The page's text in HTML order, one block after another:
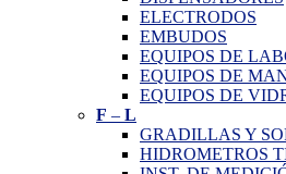
ELECTRODOS
EMBUDOS
EQUIPOS DE
EQUIPOS DE
EQUIPOS DE
F – L
GRADILLAS Y
HIDROMETROS